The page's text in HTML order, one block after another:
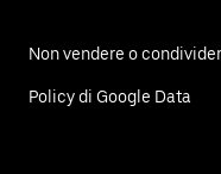
Non vendere o
Policy di Google Data